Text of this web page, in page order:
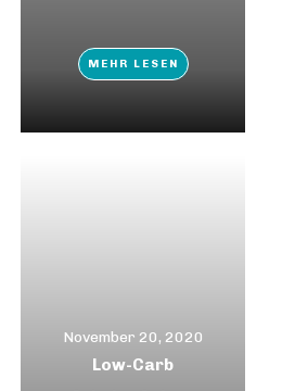
MEHR LESEN
November 20, 2020
Low-Carb